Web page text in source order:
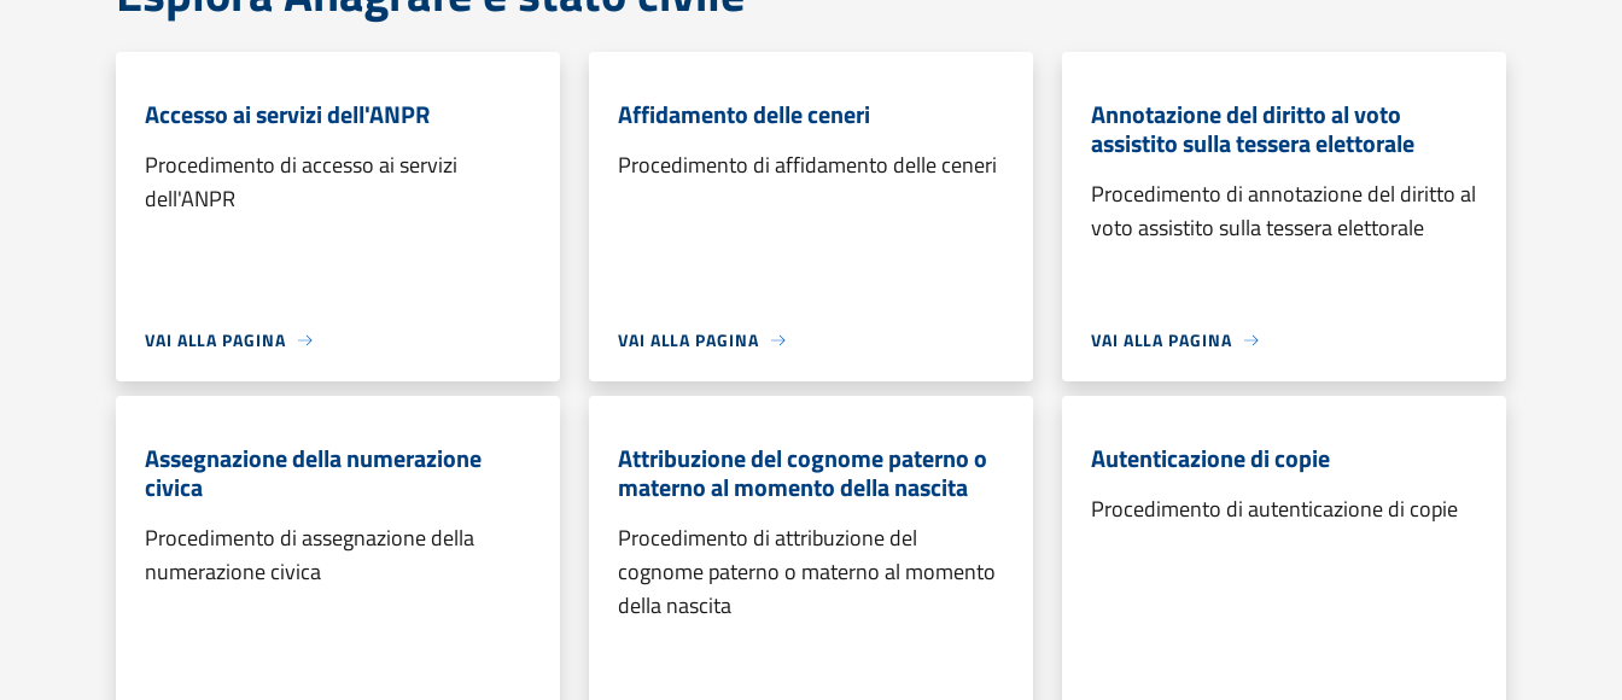
Accesso ai servizi dell'ANPR
Procedimento di accesso ai servizi
dell'ANPR
VAI ALLA PAGINA
Affidamento delle ceneri
Procedimento di affidamento delle ceneri
VAI ALLA PAGINA
Annotazione del diritto al voto
assistito sulla tessera elettorale
Procedimento di annotazione del diritto al
voto assistito sulla tessera elettorale
VAI ALLA PAGINA
Assegnazione della numerazione
civica
Procedimento di assegnazione della
numerazione civica
Attribuzione del cognome paterno o
materno al momento della nascita
Procedimento di attribuzione del
cognome paterno o materno al momento
della nascita
Autenticazione di copie
Procedimento di autenticazione di copie